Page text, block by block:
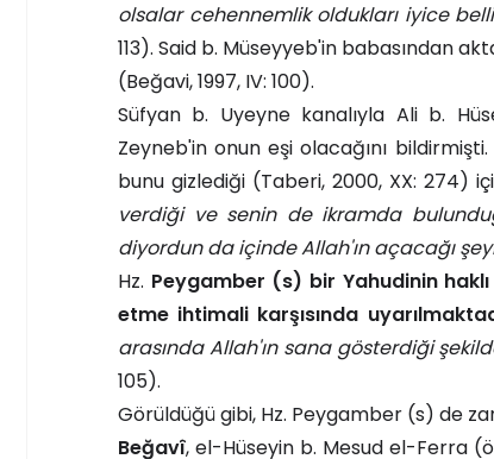
olsalar cehennemlik oldukları iyice
113). Said b. Müseyyeb'in babasından
(Beğavi, 1997, IV: 100).
Süfyan b. Uyeyne kanalıyla Ali b.
Zeyneb'in onun eşi olacağını
bunu gizlediği (Taberi, 2000, XX: 274)
verdiği ve senin de ikramda
diyordun da içinde Allah'ın açacağı
Hz. Peygamber (s) bir Yahudinin
etme ihtimali karşısında
arasında Allah'ın sana gösterdiği
105).
Görüldüğü gibi, Hz. Peygamber (s) de
Beğavî, el-Hüseyin b. Mesud el-Ferra